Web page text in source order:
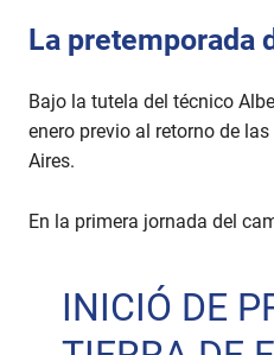
La pretemporada
Bajo la tutela del técnico
enero previo al retorno de
Aires.
En la primera jornada del
INICIÓ DE